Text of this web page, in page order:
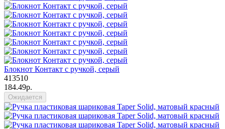
Блокнот Контакт с ручкой, серый
413510
184.49р.
Ожидается